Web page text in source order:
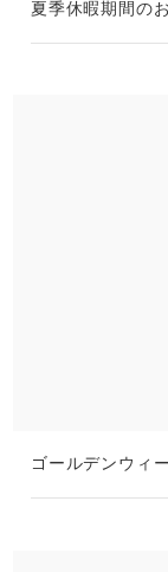
夏季休暇期間の
ゴールデンウィ